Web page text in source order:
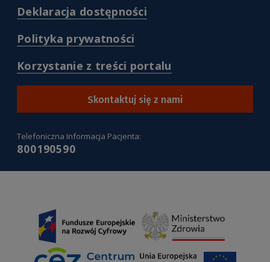
Deklaracja dostępności(
/deklaracja-
Polityka prywatności
/polityka-
prywatnosci
)
Korzystanie z treści portalu
/korzystanie-
z-
tresci-
Skontaktuj się z nami
Telefoniczna Informacja Pacjenta:
800190590